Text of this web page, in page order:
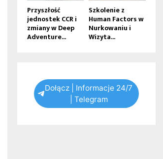
Przyszłość
jednostek CCR i
zmiany w Deep
Adventure...
Szkolenie z
Human Factors w
Nurkowaniu i
Wizyta...
Dołącz | Informacje 24/7
| Telegram